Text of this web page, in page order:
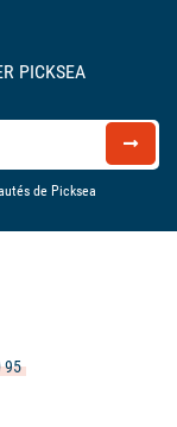
PICKSEA
de Picksea
95